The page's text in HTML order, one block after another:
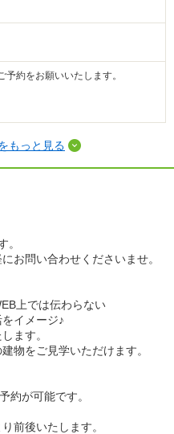
予約をお願いいたします。
もっと見る
。
お問い合わせくださいませ。
上では伝わらない
イメージ♪
ます。
物をご見学いただけます。
約が可能です。
前後いたします。